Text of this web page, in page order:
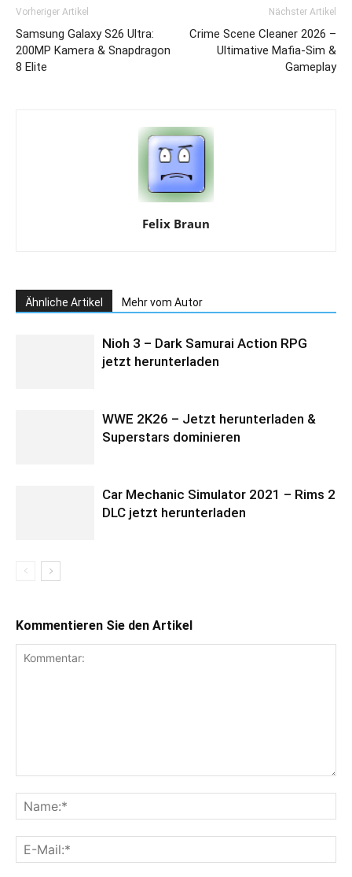
Vorheriger Artikel
Samsung Galaxy S26 Ultra:
200MP Kamera & Snapdragon
8 Elite
Nächster Artikel
Crime Scene Cleaner 2026 –
Ultimative Mafia-Sim &
Gameplay
Felix Braun
Ähnliche Artikel Mehr vom Autor
Nioh 3 – Dark Samurai Action RPG
jetzt herunterladen
WWE 2K26 – Jetzt herunterladen &
Superstars dominieren
Car Mechanic Simulator 2021 – Rims 2
DLC jetzt herunterladen
Kommentieren Sie den Artikel